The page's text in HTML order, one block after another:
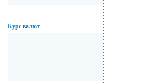
Курс валют